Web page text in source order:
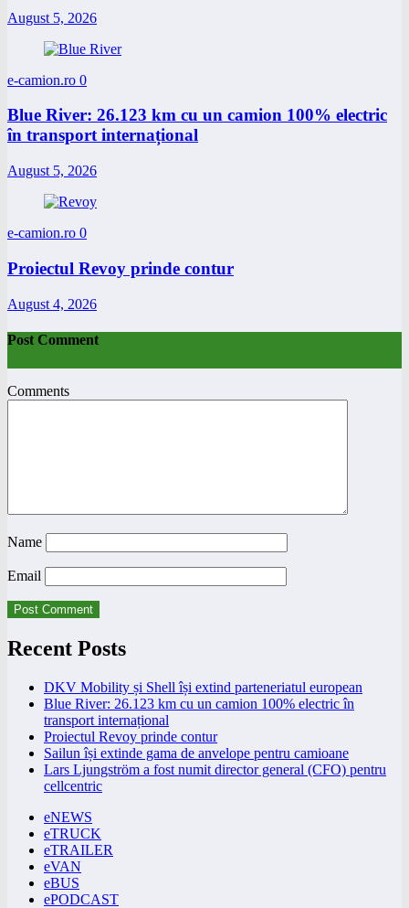
August 5, 2026
e-camion.ro 0
Blue River: 26.123 km cu un camion 100% electric
în transport internațional
August 5, 2026
e-camion.ro 0
Proiectul Revoy prinde contur
August 4, 2026
Post Comment
Comments
Name
Email
Recent Posts
DKV Mobility și Shell își extind parteneriatul european
Blue River: 26.123 km cu un camion 100% electric în
transport internațional
Proiectul Revoy prinde contur
Sailun își extinde gama de anvelope pentru camioane
Lars Ljungström a fost numit director general (CFO) pentru
cellcentric
eNEWS
eTRUCK
eTRAILER
eVAN
eBUS
ePODCAST